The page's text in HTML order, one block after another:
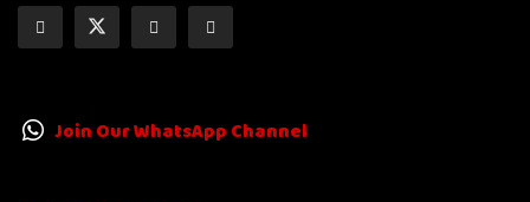
Join Our WhatsApp Channel